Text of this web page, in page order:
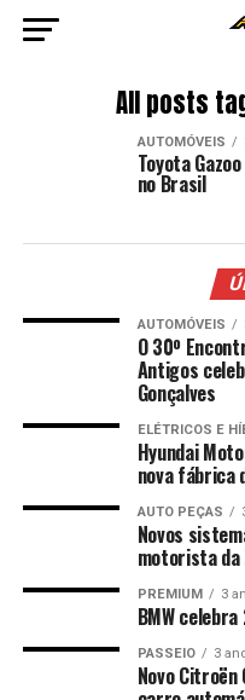
All posts
AUTOMÓVEIS
Toyota
no Brasil
AUTOMÓVEIS
O 30º
Antigos
Gonçalves
ELÉTRICOS E
Hyundai
nova fábrica
AUTO PEÇAS
Novos
motorista da
PREMIUM 3
BMW
PASSEIO 3
Novo